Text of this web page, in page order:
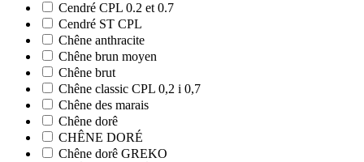
Cendré CPL 0.2 et 0.7
Cendré ST CPL
Chêne anthracite
Chêne brun moyen
Chêne brut
Chêne classic CPL 0,2 i 0,7
Chêne des marais
Chêne dorê
CHÊNE DORÉ
Chêne dorê GREKO